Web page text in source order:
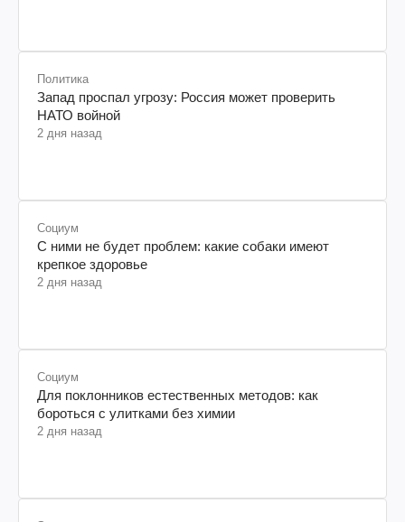
Политика
Запад проспал угрозу: Россия может проверить
НАТО войной
Социум
С ними не будет проблем: какие собаки имеют
крепкое здоровье
Социум
Для поклонников естественных методов: как
бороться с улитками без химии